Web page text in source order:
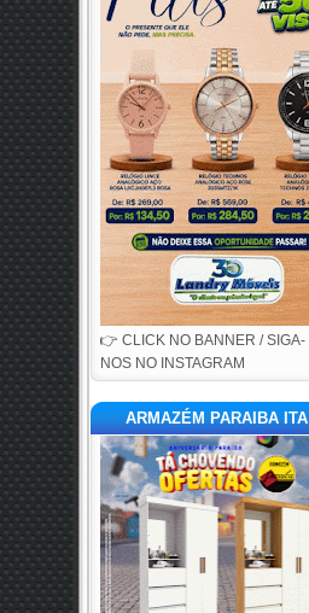
👉 CLICK NO BANNER / SIGA-
NOS NO INSTAGRAM
ARMAZÉM PARAIBA ITA